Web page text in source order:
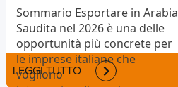
Sommario Esportare in Arabia
Saudita nel 2026 è una delle
opportunità più concrete per
le imprese italiane che
vogliono
LEGGI TUTTO